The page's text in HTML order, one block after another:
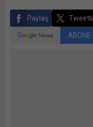
Paylaş
ABONE